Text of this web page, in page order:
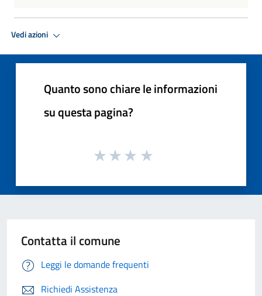
Vedi azioni
Quanto sono chiare le informazioni
su questa pagina?
Contatta il comune
Leggi le domande frequenti
Richiedi Assistenza